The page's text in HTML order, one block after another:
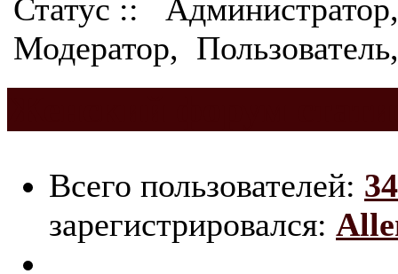
Статус ::
Администратор
Модератор, Пользователь
Всего пользователей:
зарегистрировался: